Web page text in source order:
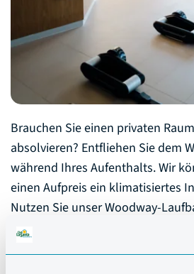
Brauchen Sie einen privaten
absolvieren? Entfliehen Sie dem
während Ihres Aufenthalts. Wir
einen Aufpreis ein klimatisiertes
Nutzen Sie unser Woodway-
oder die Wahoo-Trainer, um das
Training herauszuholen, wenn